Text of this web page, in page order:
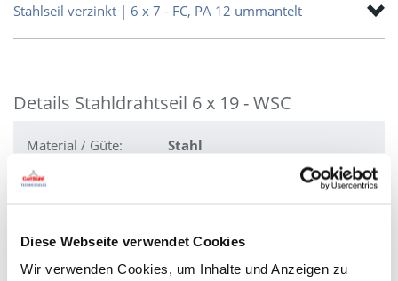
Diese Webseite verwendet Cookies
Wir verwenden Cookies, um Inhalte und Anzeigen zu
Stahlseil verzinkt | 6 x 7 - FC, PA 12 ummantelt
Details Stahldrahtseil 6 x 19 - WSC
Material / Güte:
Stahl
Nenn-ø in mm:
243,10 kg
Mindestbruchkraft in
2350 - 37600